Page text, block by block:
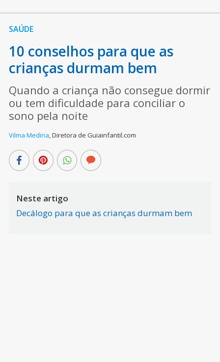
SAÚDE
10 conselhos para que as
crianças durmam bem
Quando a criança não consegue dormir
ou tem dificuldade para conciliar o
sono pela noite
Vilma Medina,Diretora de Guiainfantil.com
Neste artigo
Decálogo para que as crianças durmam bem